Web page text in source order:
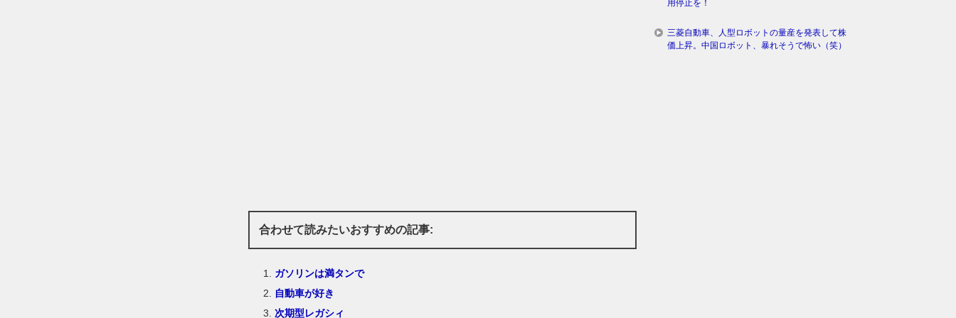
合わせて読みたいおすすめの記事:
ガソリンは満タンで
自動車が好き
次期型レガシィ
用停止を！
三菱自動車、人型ロボットの量産を発表して株
価上昇。中国ロボット、暴れそうで怖い（笑）